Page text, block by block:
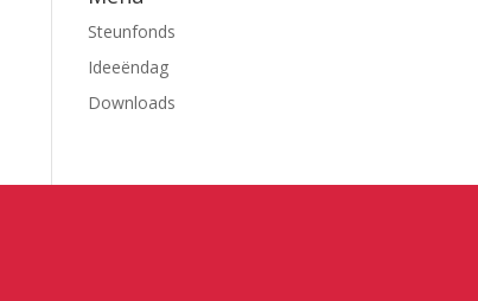
Steunfonds
Ideeëndag
Downloads